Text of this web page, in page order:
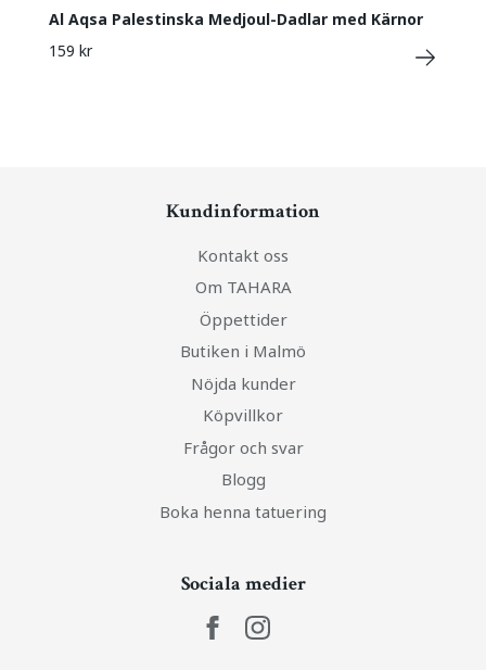
Al Aqsa Palestinska Medjoul-Dadlar med Kärnor
159 kr
Kundinformation
Kontakt oss
Om TAHARA
Öppettider
Butiken i Malmö
Nöjda kunder
Köpvillkor
Frågor och svar
Blogg
Boka henna tatuering
Sociala medier